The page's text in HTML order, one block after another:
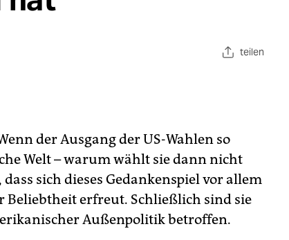
teilen
der Ausgang der US-Wahlen so
Welt – warum wählt sie dann nicht
sich dieses Gedankenspiel vor allem
Beliebtheit erfreut. Schließlich sind sie
Außenpolitik betroffen.